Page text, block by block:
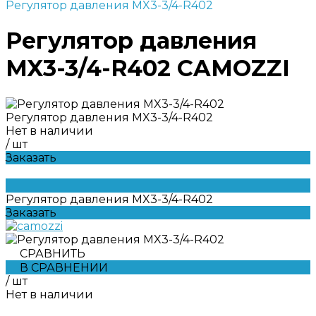
Регулятор давления MX3-3/4-R402
Регулятор давления
MX3-3/4-R402 CAMOZZI
Регулятор давления MX3-3/4-R402
Нет в наличии
/ шт
Заказать
Регулятор давления MX3-3/4-R402
Заказать
СРАВНИТЬ
В СРАВНЕНИИ
/ шт
Нет в наличии